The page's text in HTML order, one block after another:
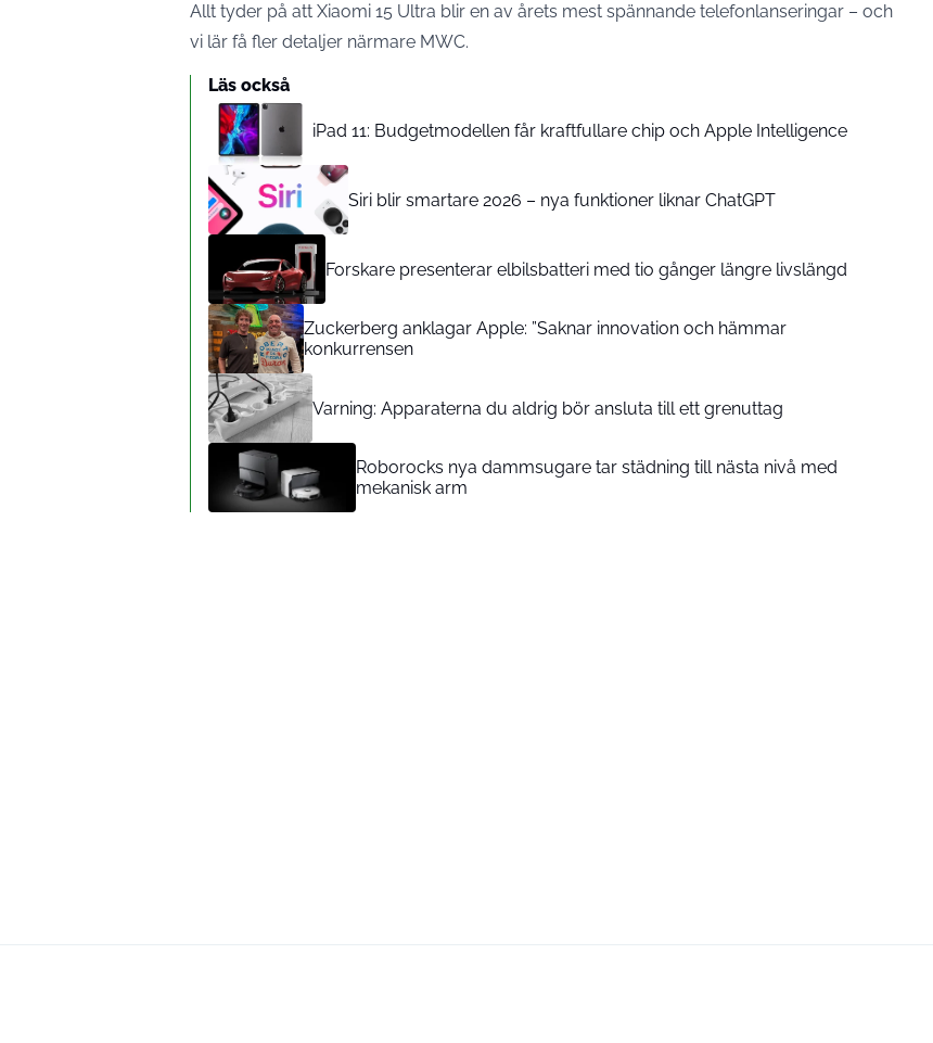
Allt tyder på att Xiaomi 15 Ultra blir en av årets mest spännande telefonlanseringar – och
vi lär få fler detaljer närmare MWC.
Läs också
iPad 11: Budgetmodellen får kraftfullare chip och Apple Intelligence
Siri blir smartare 2026 – nya funktioner liknar ChatGPT
Forskare presenterar elbilsbatteri med tio gånger längre livslängd
Zuckerberg anklagar Apple: ”Saknar innovation och hämmar
konkurrensen
Varning: Apparaterna du aldrig bör ansluta till ett grenuttag
Roborocks nya dammsugare tar städning till nästa nivå med
mekanisk arm